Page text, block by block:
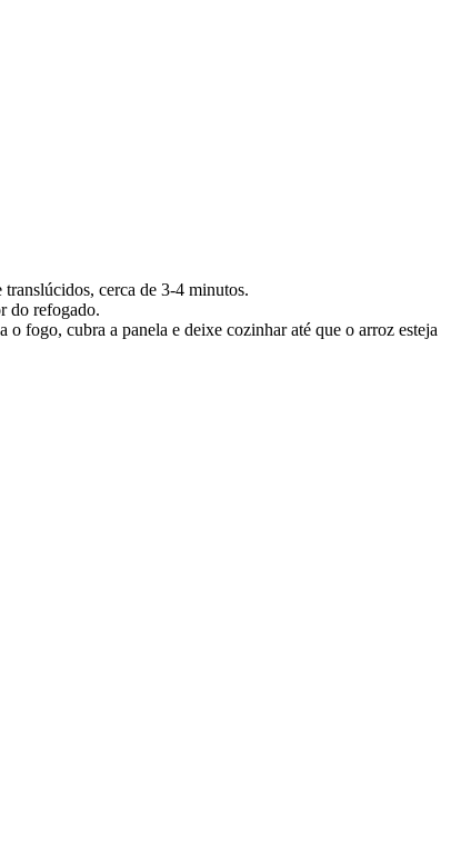
cerca de 3-4 minutos.
do refogado.
fogo, cubra a panela e deixe cozinhar até que o arroz esteja